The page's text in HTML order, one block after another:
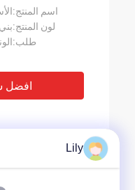
اسم المنتج:
لون المنتج:بني
طلب:
افضل
Lily